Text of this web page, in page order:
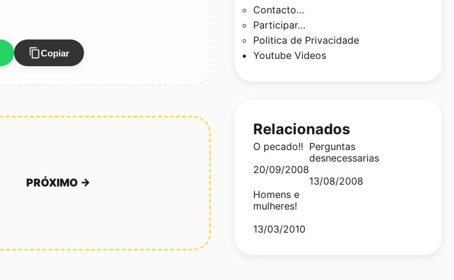
Copiar
PRÓXIMO →
Contacto…
Participar…
Politica de Privacidade
Youtube Videos
Relacionados
O pecado!!
Date
20/09/2008
Perguntas
desnecessarias
Date
13/08/2008
Homens e
mulheres!
Date
13/03/2010